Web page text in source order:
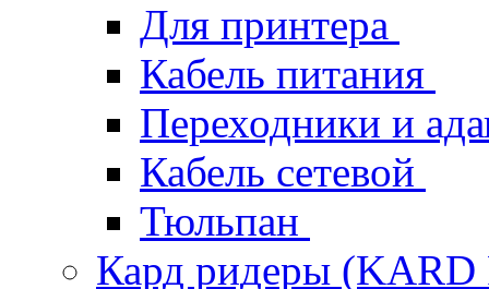
Для принтера
Кабель питания
Переходники и
Кабель сетевой
Тюльпан
Кард ридеры